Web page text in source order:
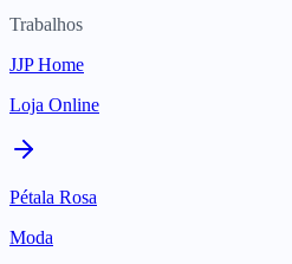
Trabalhos
JJP Home
Loja Online
Pétala Rosa
Moda